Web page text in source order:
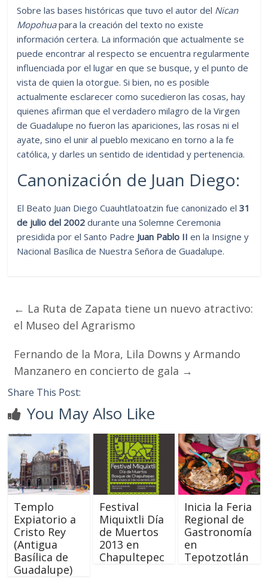
Sobre las bases históricas que tuvo el autor del Nican
Mopohuapara la creación del texto no existe
información certera. La información que actualmente se
puede encontrar al respecto se encuentra regularmente
influenciada por el lugar en que se busque, y el punto de
vista de quien la otorgue. Si bien, no es posible
actualmente esclarecer como sucedieron las cosas, hay
quienes afirman que el verdadero milagro de la Virgen
de Guadalupe no fueron las apariciones, las rosas ni el
ayate, sino el unir al pueblo mexicano en torno a la fe
católica, y darles un sentido de identidad y pertenencia.
Canonización de Juan Diego:
El Beato Juan Diego Cuauhtlatoatzin fue canonizado el31
de julio del 2002 durante una Solemne Ceremonia
presidida por el Santo Padre Juan Pablo II en la Insigne y
Nacional Basílica de Nuestra Señora de Guadalupe.
← La Ruta de Zapata tiene un nuevo atractivo:
el Museo del Agrarismo
Fernando de la Mora, Lila Downs y Armando
Manzanero en concierto de gala →
Share This Post:
You May Also Like
Templo
Expiatorio a
Cristo Rey
(Antigua
Basílica de
Guadalupe)
Festival
Miquixtli Día
de Muertos
2013 en
Chapultepec
Inicia la Feria
Regional de
Gastronomía
en
Tepotzotlán